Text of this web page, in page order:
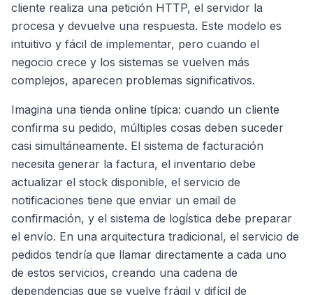
cliente realiza una petición HTTP, el servidor la
procesa y devuelve una respuesta. Este modelo es
intuitivo y fácil de implementar, pero cuando el
negocio crece y los sistemas se vuelven más
complejos, aparecen problemas significativos.
Imagina una tienda online típica: cuando un cliente
confirma su pedido, múltiples cosas deben suceder
casi simultáneamente. El sistema de facturación
necesita generar la factura, el inventario debe
actualizar el stock disponible, el servicio de
notificaciones tiene que enviar un email de
confirmación, y el sistema de logística debe preparar
el envío. En una arquitectura tradicional, el servicio de
pedidos tendría que llamar directamente a cada uno
de estos servicios, creando una cadena de
dependencias que se vuelve frágil y difícil de